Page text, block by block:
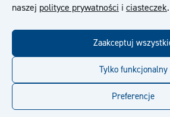
naszej polityce prywatności i ciasteczek.
Zaakceptuj
Tylko funkcjonalny
Preferencje
© Kiilto 2026